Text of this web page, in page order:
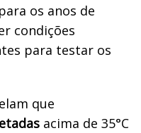
os anos de
condições
para testar os
que
acima de 35°C